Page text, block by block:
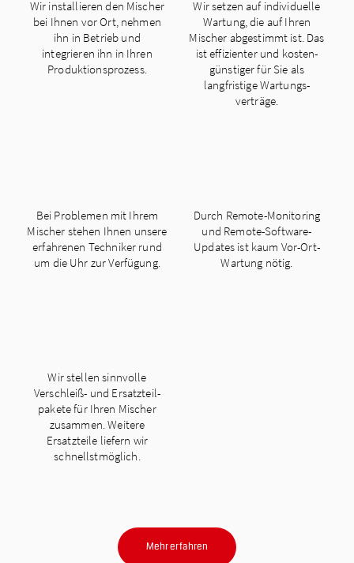
Wir installieren den Mischer
bei Ihnen vor Ort, nehmen
ihn in Betrieb und
integrieren ihn in Ihren
Produktions­prozess.
Wir setzen auf individuelle
Wartung, die auf Ihren
Mischer abgestimmt ist. Das
ist effizienter und kosten­
günstiger für Sie als
langfristige Wartungs­
verträge.
Bei Problemen mit Ihrem
Mischer stehen Ihnen unsere
erfahrenen Techniker rund
um die Uhr zur Verfügung.
Durch Remote-Monitoring
und Remote-Software-
Updates ist kaum Vor-Ort-
Wartung nötig.
Wir stellen sinnvolle
Verschleiß- und Ersatzteil-
pakete für Ihren Mischer
zusammen. Weitere
Ersatzteile liefern wir
schnellstmöglich.
Mehr erfahren